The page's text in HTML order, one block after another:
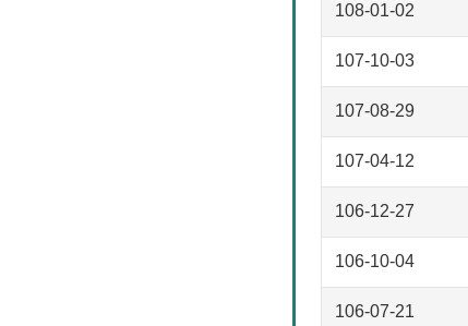
108-01-02
107-10-03
107-08-29
107-04-12
106-12-27
106-10-04
106-07-21